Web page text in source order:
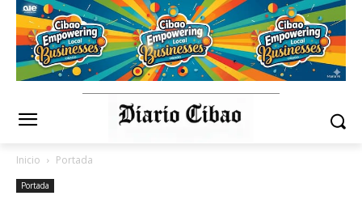
Inicio Portada
Portada